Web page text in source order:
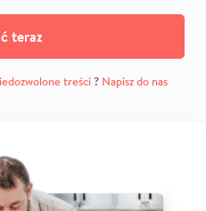
teraz
treści? Napisz do nas